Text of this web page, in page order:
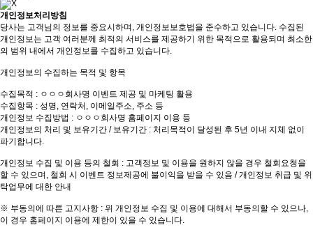
개인정보처리방침
당사는 고객님의 정보를 중요시하며, 개인정보보호법을 준수하고 있습니다. 수집된
개인정보는 고객 여러분께 최적의 서비스를 제공하기 위한 목적으로 활용되며 최소한
의 범위 내에서 개인정보를 수집하고 있습니다.
개인정보의 수집하는 목적 및 항목
수집목적 : ㅇㅇㅇ회사명 이벤트 제공 및 마케팅 활용
수집항목 : 성명, 연락처, 이메일주소, 주소 등
개인정보 수집방법 : ㅇㅇㅇ회사명 홈페이지 이용 등
개인정보의 처리 및 보유기간 / 보유기간 : 처리목적이 달성된 후 5년 이내 지체 없이
파기합니다.
개인정보 수집 및 이용 등의 철회 : 고객정보 및 이용을 원하지 않을 경우 철회요청을
할 수 있으며, 철회 시 이벤트 정보제공에 불이익을 받을 수 있음 / 개인정보 취급 및 위
탁업무에 대한 안내
※ 부동의에 따른 고지사항 : 위 개인정보 수집 및 이용에 대해서 부동의할 수 있으나,
이 경우 홈페이지 이용에 제한이 있을 수 있습니다.